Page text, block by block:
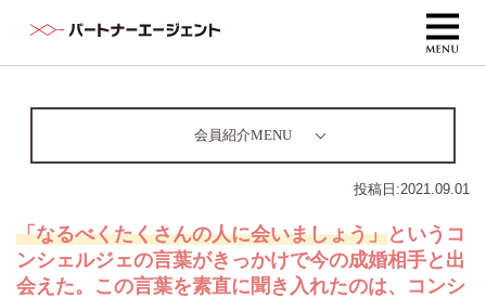
会員紹介MENU
投稿日:2021.09.01
「なるべくたくさんの人に会いましょう」というコ
ンシェルジェの言葉がきっかけで今の成婚相手と出
会えた。この言葉を素直に聞き入れたのは、コンシ